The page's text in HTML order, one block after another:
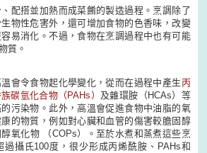
配搭並加熱而成菜餚的製造過程。烹調除了
物性危害外，還可增加食物的色香味，改變
易消化。不過，食物在烹調過程中也有可能
質。
會令食物起化學變化，從而在過程中產生丙
碳氫化合物（PAHs） 及雜環胺（HCAs）等
污染物。此外，高溫會促進食物中油脂的氧
的物質，例如對心臟和血管的傷害較膽固醇
氧化物 （COPs）。至於水煮和蒸煮這些烹
攝氏100度，很少形成丙烯酰胺、PAHs和